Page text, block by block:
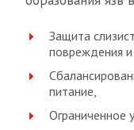
Защита
повреждения
питание,
Ограниченное